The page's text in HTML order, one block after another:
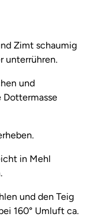
Zimt schaumig
unterrühren.
und
in Mehl
und den Teig
160° Umluft ca.